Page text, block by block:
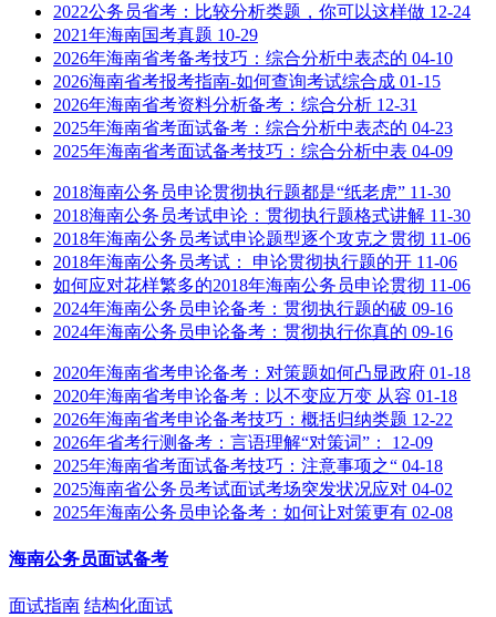
2022公务员省考：比较分析类题，你可以这样做 12-24
2021年海南国考真题 10-29
2026年海南省考备考技巧：综合分析中表态的 04-10
2026海南省考报考指南-如何查询考试综合成 01-15
2026年海南省考资料分析备考：综合分析 12-31
2025年海南省考面试备考：综合分析中表态的 04-23
2025年海南省考面试备考技巧：综合分析中表 04-09
2018海南公务员申论贯彻执行题都是“纸老虎” 11-30
2018海南公务员考试申论：贯彻执行题格式讲解 11-30
2018年海南公务员考试申论题型逐个攻克之贯彻 11-06
2018年海南公务员考试： 申论贯彻执行题的开 11-06
如何应对花样繁多的2018年海南公务员申论贯彻 11-06
2024年海南公务员申论备考：贯彻执行题的破 09-16
2024年海南公务员申论备考：贯彻执行你真的 09-16
2020年海南省考申论备考：对策题如何凸显政府 01-18
2020年海南省考申论备考：以不变应万变 从容 01-18
2026年海南省考申论备考技巧：概括归纳类题 12-22
2026年省考行测备考：言语理解“对策词”： 12-09
2025年海南省考面试备考技巧：注意事项之“ 04-18
2025海南省公务员考试面试考场突发状况应对 04-02
2025年海南公务员申论备考：如何让对策更有 02-08
海南公务员面试备考
面试指南 结构化面试